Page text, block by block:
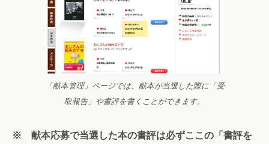
「献本管理」ページでは、献本が当選した際に「受
取報告」や書評を書くことができます。
※ 献本応募で当選した本の書評は必ずここの「書評を